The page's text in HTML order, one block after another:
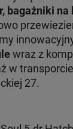
bagażniki
wraz z
w
27.